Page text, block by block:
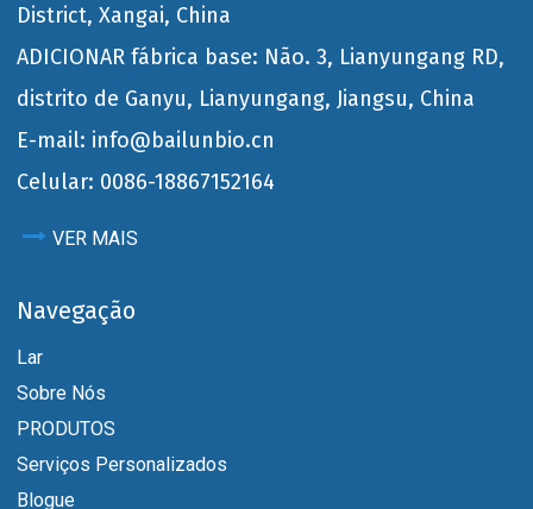
District, Xangai, China
ADICIONAR fábrica base: Não. 3, Lianyungang RD,
distrito de Ganyu, Lianyungang, Jiangsu, China
E-mail: info@bailunbio.cn
Celular: 0086-18867152164
VER MAIS
Navegação
Lar
Sobre Nós
PRODUTOS
Serviços Personalizados
Blogue